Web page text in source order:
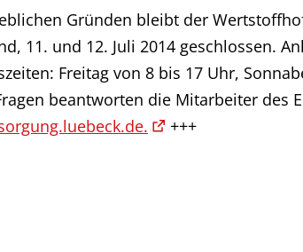
Gründen bleibt der
11. und 12. Juli 2014 geschlossen.
Freitag von 8 bis 17 Uhr,
beantworten die Mitarbeiter des
+++